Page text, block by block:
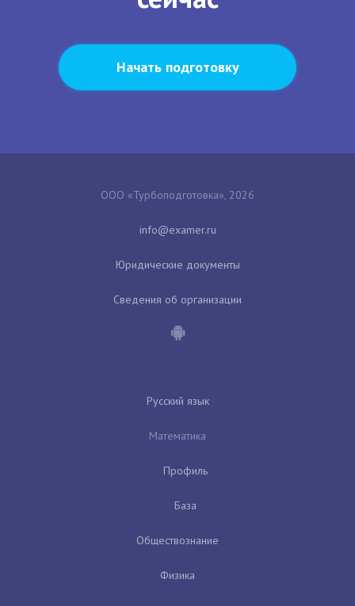
Начать подготовку
ООО «Турбоподготовка», 2026
Юридические документы
Сведения об организации
Русский язык
Математика
Профиль
База
Обществознание
Физика